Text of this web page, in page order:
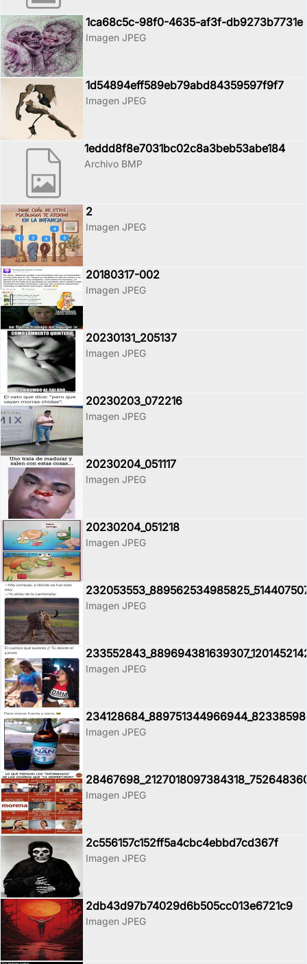
1ca68c5c-98f0-4635-af3f-db9273b7731e
Imagen JPEG
1d54894eff589eb79abd84359597f9f7
Imagen JPEG
1eddd8f8e7031bc02c8a3beb53abe184
Archivo BMP
2
Imagen JPEG
20180317-002
Imagen JPEG
20230131_205137
Imagen JPEG
20230203_072216
Imagen JPEG
20230204_051117
Imagen JPEG
20230204_051218
Imagen JPEG
Imagen JPEG
Imagen JPEG
Imagen JPEG
Imagen JPEG
2c556157c152ff5a4cbc4ebbd7cd367f
Imagen JPEG
2db43d97b74029d6b505cc013e6721c9
Imagen JPEG